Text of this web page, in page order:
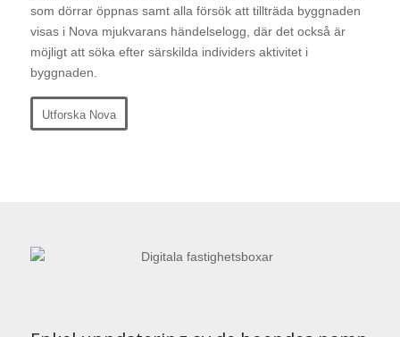
som dörrar öppnas samt alla försök att tillträda byggnaden
visas i Nova mjukvarans händelselogg, där det också är
möjligt att söka efter särskilda individers aktivitet i
byggnaden.
Utforska Nova